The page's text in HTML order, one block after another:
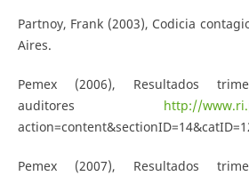
Partnoy, Frank (2003), Codicia
Aires.
Pemex (2006), Resultados
auditores http://
Pemex (2007), Resultados